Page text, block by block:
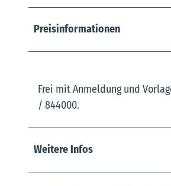
Preisinformationen
Frei mit Anmeldung und
/ 844000.
Weitere Infos